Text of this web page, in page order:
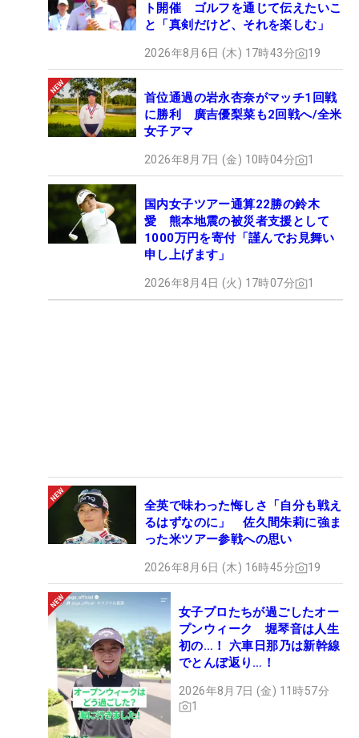
ト開催 ゴルフを通じて伝えたいこ
と「真剣だけど、それを楽しむ」
2026年8月6日 (木) 17時43分 19
首位通過の岩永杏奈がマッチ1回戦
に勝利 廣吉優梨菜も2回戦へ/全米
女子アマ
2026年8月7日 (金) 10時04分 1
国内女子ツアー通算22勝の鈴木
愛 熊本地震の被災者支援として
1000万円を寄付「謹んでお見舞い
申し上げます」
2026年8月4日 (火) 17時07分 1
全英で味わった悔しさ「自分も戦え
るはずなのに」 佐久間朱莉に強ま
った米ツアー参戦への思い
2026年8月6日 (木) 16時45分 19
女子プロたちが過ごしたオー
プンウィーク 堀琴音は人生
初の…！ 六車日那乃は新幹線
でとんぼ返り…！
2026年8月7日 (金) 11時57分
1